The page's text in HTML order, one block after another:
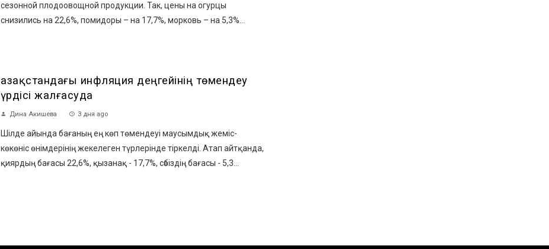
сезонной плодоовощной продукции. Так, цены на огурцы
снизились на 22,6%, помидоры – на 17,7%, морковь – на 5,3%...
Қазақстандағы инфляция деңгейінің төмендеу
үрдісі жалғасуда
Дина Акишева 3 дня ago
Шілде айында бағаның ең көп төмендеуі маусымдық жеміс-
көкөніс өнімдерінің жекелеген түрлерінде тіркелді. Атап айтқанда,
қиярдың бағасы 22,6%, қызанақ - 17,7%, сәбіздің бағасы - 5,3...